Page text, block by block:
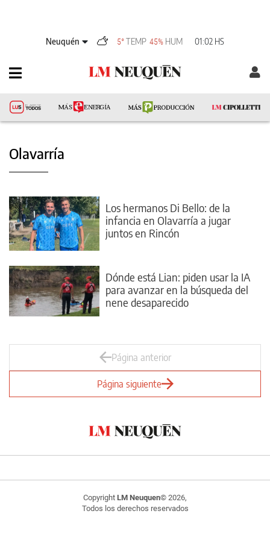
Neuquén 5° TEMP 45% HUM 01:02 HS
Olavarría
Los hermanos Di Bello: de la
infancia en Olavarría a jugar
juntos en Rincón
Dónde está Lian: piden usar la IA
para avanzar en la búsqueda del
nene desaparecido
Página anterior
Página siguiente
Copyright LM Neuquen© 2026,
Todos los derechos reservados